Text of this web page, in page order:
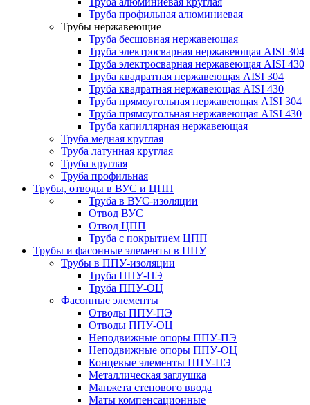
Труба профильная алюминиевая
Трубы нержавеющие
Труба бесшовная нержавеющая
Труба электросварная нержавеющая AISI 304
Труба электросварная нержавеющая AISI 430
Труба квадратная нержавеющая AISI 304
Труба квадратная нержавеющая AISI 430
Труба прямоугольная нержавеющая AISI 304
Труба прямоугольная нержавеющая AISI 430
Труба капиллярная нержавеющая
Труба медная круглая
Труба латунная круглая
Труба круглая
Труба профильная
Трубы, отводы в ВУС и ЦПП
Труба в ВУС-изоляции
Отвод ВУС
Отвод ЦПП
Труба с покрытием ЦПП
Трубы и фасонные элементы в ППУ
Трубы в ППУ-изоляции
Труба ППУ-ПЭ
Труба ППУ-ОЦ
Фасонные элементы
Отводы ППУ-ПЭ
Отводы ППУ-ОЦ
Неподвижные опоры ППУ-ПЭ
Неподвижные опоры ППУ-ОЦ
Концевые элементы ППУ-ПЭ
Металлическая заглушка
Манжета стенового ввода
Маты компенсационные